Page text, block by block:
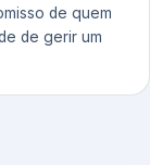
de quem
de gerir um